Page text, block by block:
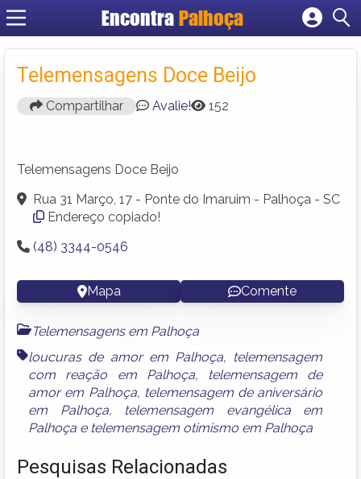
EncontraPalhoça
Cadastrar empresa
Criar conta
Telemensagens Doce Beijo
Compartilhar Avalie! 152
Telemensagens Doce Beijo
Rua 31 Março, 17 - Ponte do Imaruim - Palhoça - SC
Endereço copiado!
(48) 3344-0546
Mapa Comente
Telemensagens em Palhoça
loucuras de amor em Palhoça, telemensagem
com reação em Palhoça, telemensagem de
amor em Palhoça, telemensagem de aniversário
em Palhoça, telemensagem evangélica em
Palhoça e telemensagem otimismo em Palhoça
Pesquisas Relacionadas